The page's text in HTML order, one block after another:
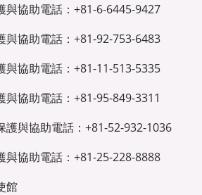
與協助電話：+81-6-6445-9427
與協助電話：+81-92-753-6483
與協助電話：+81-11-513-5335
與協助電話：+81-95-849-3311
護與協助電話：+81-52-932-1036
與協助電話：+81-25-228-8888
館